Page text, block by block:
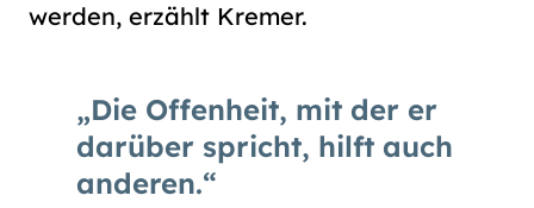
werden, erzählt Kremer.
Die Offenheit, mit der er
darüber spricht, hilft auch
anderen.